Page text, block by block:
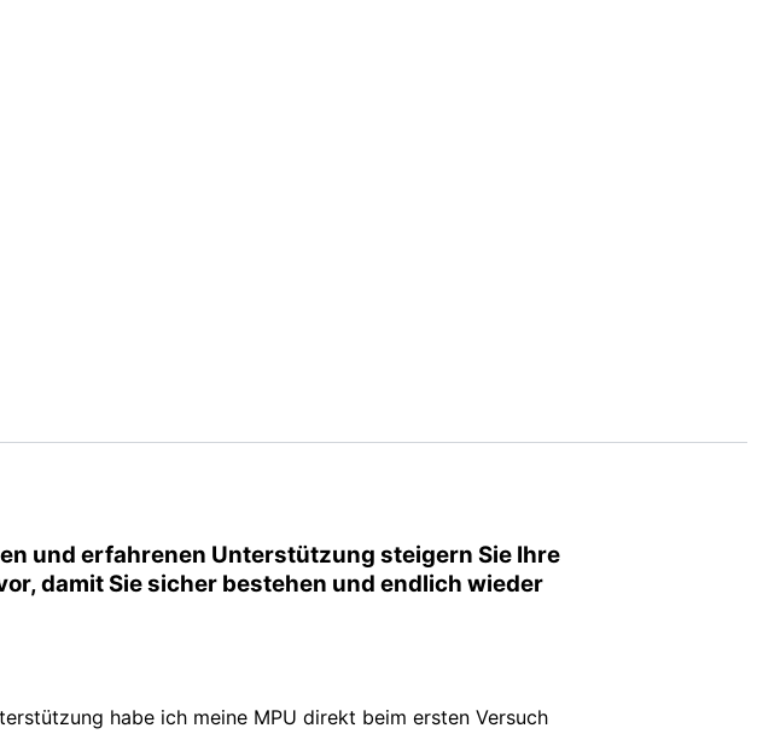
und erfahrenen Unterstützung steigern Sie Ihre
damit Sie sicher bestehen und endlich wieder
habe ich meine MPU direkt beim ersten Versuch